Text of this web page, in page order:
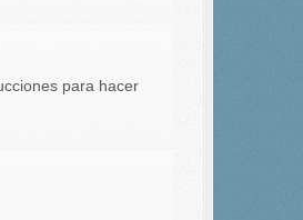
para hacer